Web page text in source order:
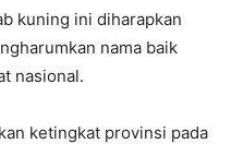
kuning ini diharapkan
nama baik
nasional.
ketingkat provinsi pada